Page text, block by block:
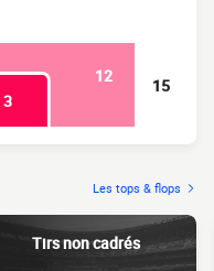
12
3
15
Les tops & flops
Tirs non cadrés